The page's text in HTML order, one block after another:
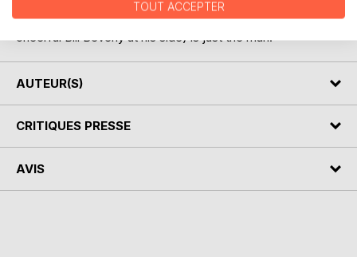
investigator with remarkable powers of observation could
hope to resolve this mystery, and Antony Gillingham (with
cheerful Bill Beverly at his side) is just the man.
AUTEUR(S)
CRITIQUES PRESSE
AVIS
TOUT ACCEPTER